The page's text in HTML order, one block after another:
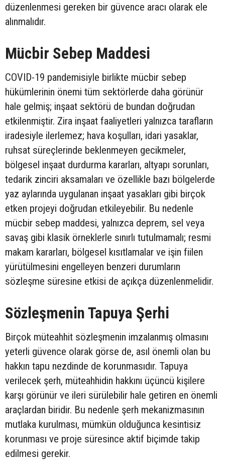
düzenlenmesi gereken bir güvence aracı olarak ele
alınmalıdır.
Mücbir Sebep Maddesi
COVID-19 pandemisiyle birlikte mücbir sebep
hükümlerinin önemi tüm sektörlerde daha görünür
hale gelmiş; inşaat sektörü de bundan doğrudan
etkilenmiştir. Zira inşaat faaliyetleri yalnızca tarafların
iradesiyle ilerlemez; hava koşulları, idari yasaklar,
ruhsat süreçlerinde beklenmeyen gecikmeler,
bölgesel inşaat durdurma kararları, altyapı sorunları,
tedarik zinciri aksamaları ve özellikle bazı bölgelerde
yaz aylarında uygulanan inşaat yasakları gibi birçok
etken projeyi doğrudan etkileyebilir. Bu nedenle
mücbir sebep maddesi, yalnızca deprem, sel veya
savaş gibi klasik örneklerle sınırlı tutulmamalı; resmi
makam kararları, bölgesel kısıtlamalar ve işin fiilen
yürütülmesini engelleyen benzeri durumların
sözleşme süresine etkisi de açıkça düzenlenmelidir.
Sözleşmenin Tapuya Şerhi
Birçok müteahhit sözleşmenin imzalanmış olmasını
yeterli güvence olarak görse de, asıl önemli olan bu
hakkın tapu nezdinde de korunmasıdır. Tapuya
verilecek şerh, müteahhidin hakkını üçüncü kişilere
karşı görünür ve ileri sürülebilir hale getiren en önemli
araçlardan biridir. Bu nedenle şerh mekanizmasının
mutlaka kurulması, mümkün olduğunca kesintisiz
korunması ve proje süresince aktif biçimde takip
edilmesi gerekir.